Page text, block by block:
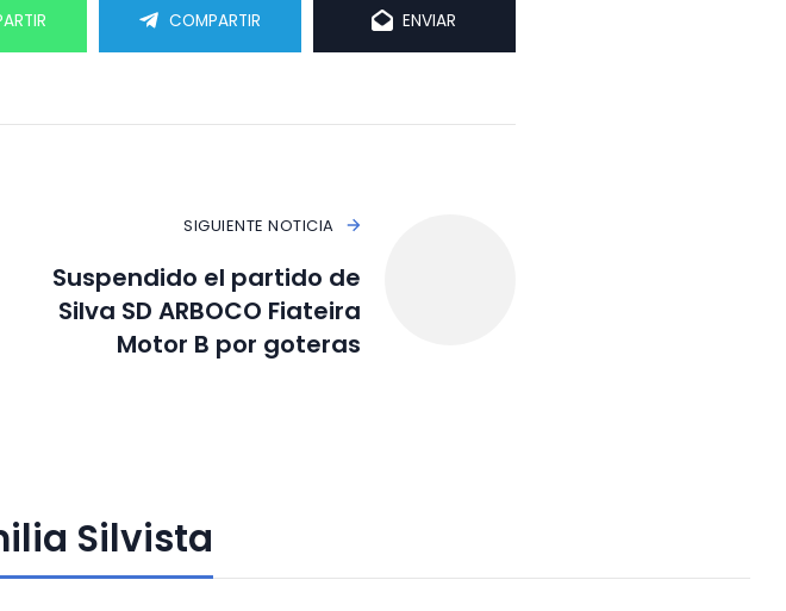
COMPARTIR ENVIAR
SIGUIENTE NOTICIA
Suspendido el partido de
Silva SD ARBOCO Fiateira
Motor B por goteras
Silvista